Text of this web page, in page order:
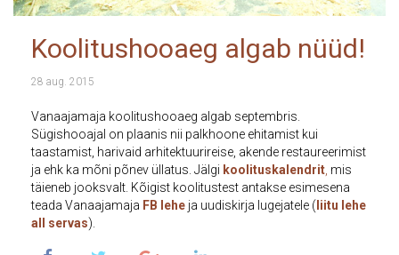
Koolitushooaeg algab nüüd!
28 aug. 2015
Vanaajamaja koolitushooaeg algab septembris.
Sügishooajal on plaanis nii palkhoone ehitamist kui
taastamist, harivaid arhitektuurireise, akende restaureerimist
ja ehk ka mõni põnev üllatus. Jälgi koolituskalendrit mis
täieneb jooksvalt. Kõigist koolitustest antakse esimesena
teada Vanaajamaja FB lehe ja uudiskirja lugejatele ( liitu lehe
all servas).